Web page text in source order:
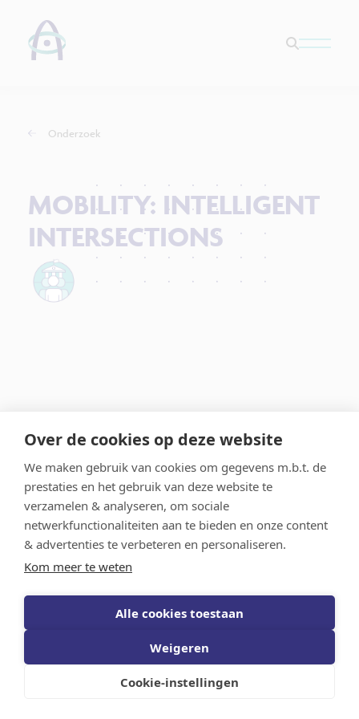
Over de cookies op deze website
We maken gebruik van cookies om gegevens m.b.t. de
prestaties en het gebruik van deze website te
verzamelen & analyseren, om sociale
netwerkfunctionaliteiten aan te bieden en onze content
& advertenties te verbeteren en personaliseren.
Kom meer te weten
Alle cookies toestaan
Weigeren
Cookie-instellingen
Onderzoek
MOBILITY: INTELLIGENT
INTERSECTIONS
Vlaams AI-Onderzoeksprogramma
Schrijf je in voor de nieuwsberichten
statement
Disclaimer Volg ons op LinkedIn